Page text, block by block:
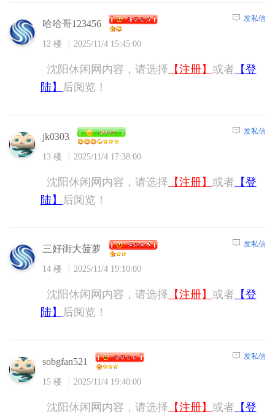
哈哈哥123456
12 楼 2025/11/4 15:45:00
发私信
沈阳休闲网内容，请选择 【注册】 或者 【登
陆】
后阅览！
jk0303
13 楼 2025/11/4 17:38:00
发私信
沈阳休闲网内容，请选择 【注册】 或者 【登
陆】
后阅览！
三好街大菠萝
14 楼 2025/11/4 19:10:00
发私信
沈阳休闲网内容，请选择 【注册】 或者 【登
陆】
后阅览！
sobgfan521
15 楼 2025/11/4 19:40:00
发私信
沈阳休闲网内容，请选择 【注册】 或者 【登